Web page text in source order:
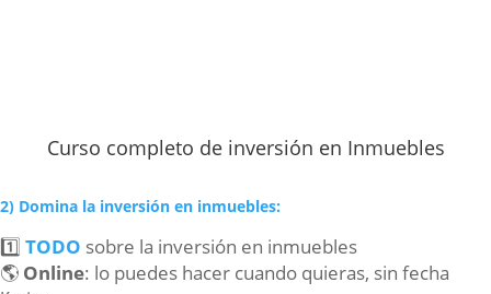
Curso completo de inversión en Inmuebles
2) Domina la inversión en inmuebles:
1️⃣ TODO sobre la inversión en inmuebles
🌎 Online: lo puedes hacer cuando quieras, sin fecha